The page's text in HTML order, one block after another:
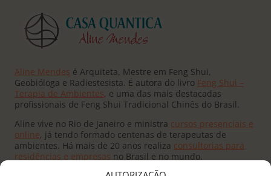
Aline Mendes é Arquiteta, Mestre em Feng Shui,
Geobióloga e Radiestesista. É autora do livro Feng Shui –
Terapia de Ambientes, e uma das mais destacadas
profissionais de Feng Shui Tradicional Chinês do Brasil.
Aline vive no Rio de Janeiro e ministra cursos presenciais e
online, já tendo formado centenas de terapeutas de
ambientes. Há mais de 20 anos realiza consultorias para
residências e empresas no Brasil e no mundo.